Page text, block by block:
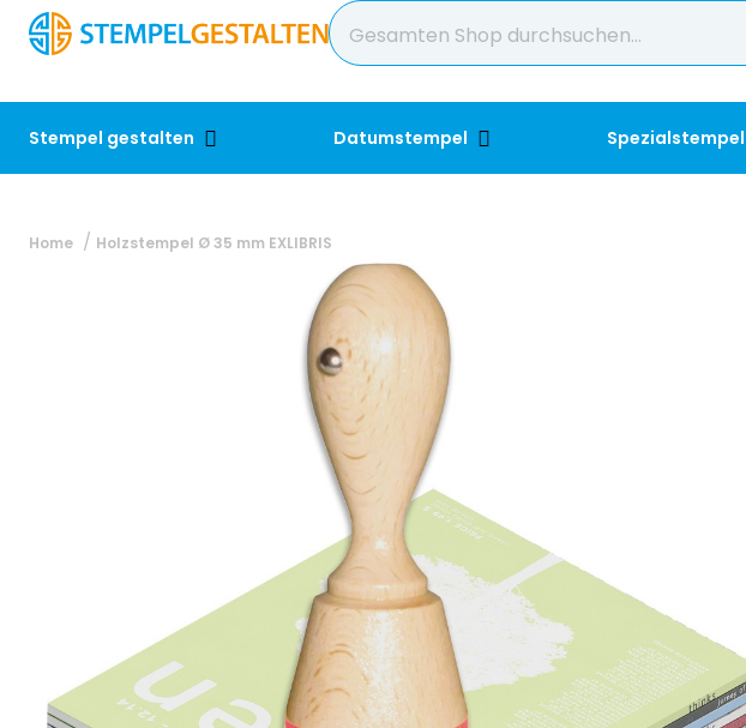
Stempel gestalten Datumstempel Spezialstempel
Home Holzstempel Ø 35 mm EXLIBRIS